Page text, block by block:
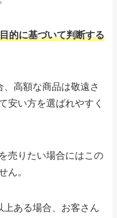
的に基づいて判断する
高額な商品は敬遠さ
安い方を選ばれやすく
売りたい場合にはこの
ん。
ある場合、お客さん